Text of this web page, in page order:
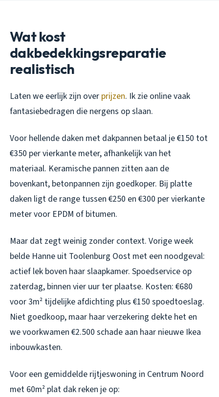
Wat kost
dakbedekkingsreparatie
realistisch
Laten we eerlijk zijn over prijzen. Ik zie online vaak
fantasiebedragen die nergens op slaan.
Voor hellende daken met dakpannen betaal je €150 tot
€350 per vierkante meter, afhankelijk van het
materiaal. Keramische pannen zitten aan de
bovenkant, betonpannen zijn goedkoper. Bij platte
daken ligt de range tussen €250 en €300 per vierkante
meter voor EPDM of bitumen.
Maar dat zegt weinig zonder context. Vorige week
belde Hanne uit Toolenburg Oost met een noodgeval:
actief lek boven haar slaapkamer. Spoedservice op
zaterdag, binnen vier uur ter plaatse. Kosten: €680
voor 3m² tijdelijke afdichting plus €150 spoedtoeslag.
Niet goedkoop, maar haar verzekering dekte het en
we voorkwamen €2.500 schade aan haar nieuwe Ikea
inbouwkasten.
Voor een gemiddelde rijtjeswoning in Centrum Noord
met 60m² plat dak reken je op: